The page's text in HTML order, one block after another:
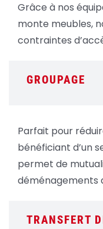
Grâce à nos
monte meubles,
contraintes
GROUPAGE
Parfait pour
bénéficiant d’un
permet de
déménagements
TRANSFERT